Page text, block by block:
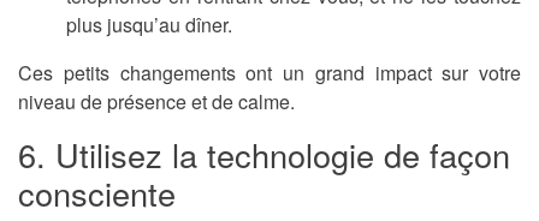
plus jusqu’au dîner.
Ces petits changements ont un grand impact sur votre
niveau de présence et de calme.
6. Utilisez la technologie de façon
consciente